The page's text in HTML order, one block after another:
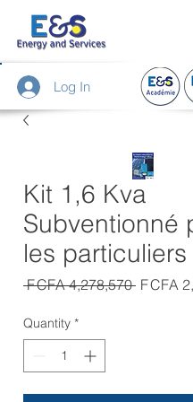
Log In
Kit 1,6 Kva
Subventionné
les particuliers
F CFA 4,278,570 Regular
F CFA
Quantity *